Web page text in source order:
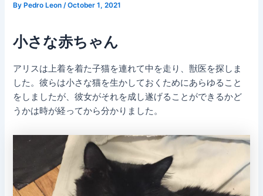
ByPedro Leon /October 1, 2021
小さな赤ちゃん
アリスは上着を着た子猫を連れて中を走り、獣医を探しま
した。彼らは小さな猫を生かしておくためにあらゆること
をしましたが、彼女がそれを成し遂げることができるかど
うかは時が経ってから分かりました。